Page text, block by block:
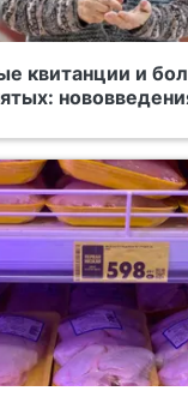
квитанции и